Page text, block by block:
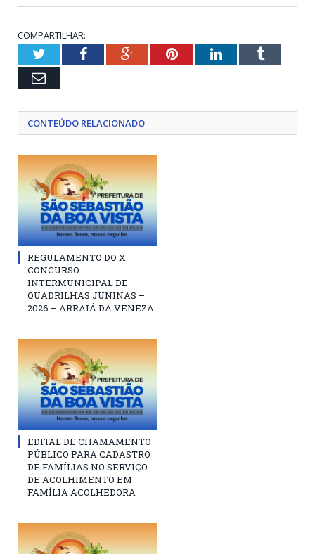
COMPARTILHAR:
TwitterFacebookGoogle+PinterestLinkedInTumblr
Email
CONTEÚDO RELACIONADO
REGULAMENTO DO X
CONCURSO
INTERMUNICIPAL DE
QUADRILHAS JUNINAS –
2026 – ARRAIÁ DA VENEZA
EDITAL DE CHAMAMENTO
PÚBLICO PARA CADASTRO
DE FAMÍLIAS NO SERVIÇO
DE ACOLHIMENTO EM
FAMÍLIA ACOLHEDORA